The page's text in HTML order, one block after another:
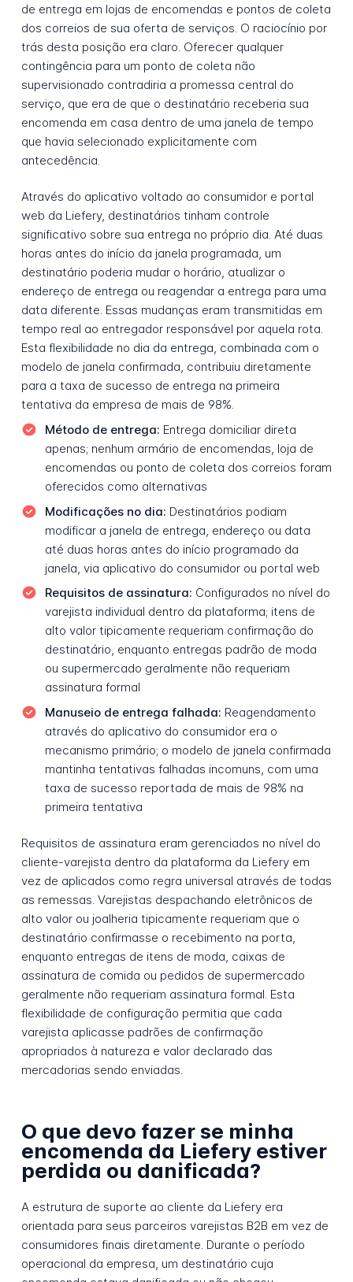
de entrega em lojas de encomendas e pontos de coleta
dos correios de sua oferta de serviços. O raciocínio por
trás desta posição era claro. Oferecer qualquer
contingência para um ponto de coleta não
supervisionado contradiria a promessa central do
serviço, que era de que o destinatário receberia sua
encomenda em casa dentro de uma janela de tempo
que havia selecionado explicitamente com
antecedência.
Através do aplicativo voltado ao consumidor e portal
web da Liefery, destinatários tinham controle
significativo sobre sua entrega no próprio dia. Até duas
horas antes do início da janela programada, um
destinatário poderia mudar o horário, atualizar o
endereço de entrega ou reagendar a entrega para uma
data diferente. Essas mudanças eram transmitidas em
tempo real ao entregador responsável por aquela rota.
Esta flexibilidade no dia da entrega, combinada com o
modelo de janela confirmada, contribuiu diretamente
para a taxa de sucesso de entrega na primeira
tentativa da empresa de mais de 98%.
Método de entrega: Entrega domiciliar direta
apenas; nenhum armário de encomendas, loja de
encomendas ou ponto de coleta dos correios foram
oferecidos como alternativas
Modificações no dia: Destinatários podiam
modificar a janela de entrega, endereço ou data
até duas horas antes do início programado da
janela, via aplicativo do consumidor ou portal web
Requisitos de assinatura: Configurados no nível do
varejista individual dentro da plataforma; itens de
alto valor tipicamente requeriam confirmação do
destinatário, enquanto entregas padrão de moda
ou supermercado geralmente não requeriam
assinatura formal
Manuseio de entrega falhada: Reagendamento
através do aplicativo do consumidor era o
mecanismo primário; o modelo de janela confirmada
mantinha tentativas falhadas incomuns, com uma
taxa de sucesso reportada de mais de 98% na
primeira tentativa
Requisitos de assinatura eram gerenciados no nível do
cliente-varejista dentro da plataforma da Liefery em
vez de aplicados como regra universal através de todas
as remessas. Varejistas despachando eletrônicos de
alto valor ou joalheria tipicamente requeriam que o
destinatário confirmasse o recebimento na porta,
enquanto entregas de itens de moda, caixas de
assinatura de comida ou pedidos de supermercado
geralmente não requeriam assinatura formal. Esta
flexibilidade de configuração permitia que cada
varejista aplicasse padrões de confirmação
apropriados à natureza e valor declarado das
mercadorias sendo enviadas.
O que devo fazer se minha
encomenda da Liefery estiver
perdida ou danificada?
A estrutura de suporte ao cliente da Liefery era
orientada para seus parceiros varejistas B2B em vez de
consumidores finais diretamente. Durante o período
operacional da empresa, um destinatário cuja